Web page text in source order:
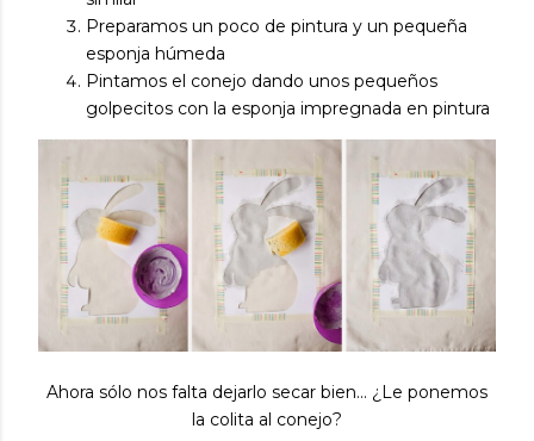
Preparamos un poco de pintura y un pequeña
esponja húmeda
Pintamos el conejo dando unos pequeños
golpecitos con la esponja impregnada en pintura
Ahora sólo nos falta dejarlo secar bien... ¿Le ponemos
la colita al conejo?